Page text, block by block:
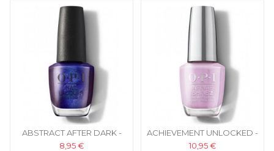
ABSTRACT AFTER DARK -
OPI NLLA10
8,95 €
ACHIEVEMENT UNLOCKED -
OPI ISLD60
10,95 €